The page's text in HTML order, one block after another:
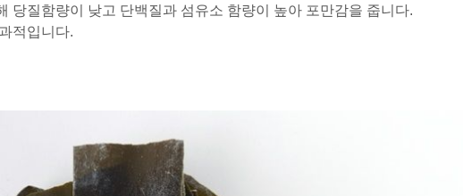
당질함량이 낮고 단백질과 섬유소 함량이 높아 포만감을 줍니다.
적입니다.